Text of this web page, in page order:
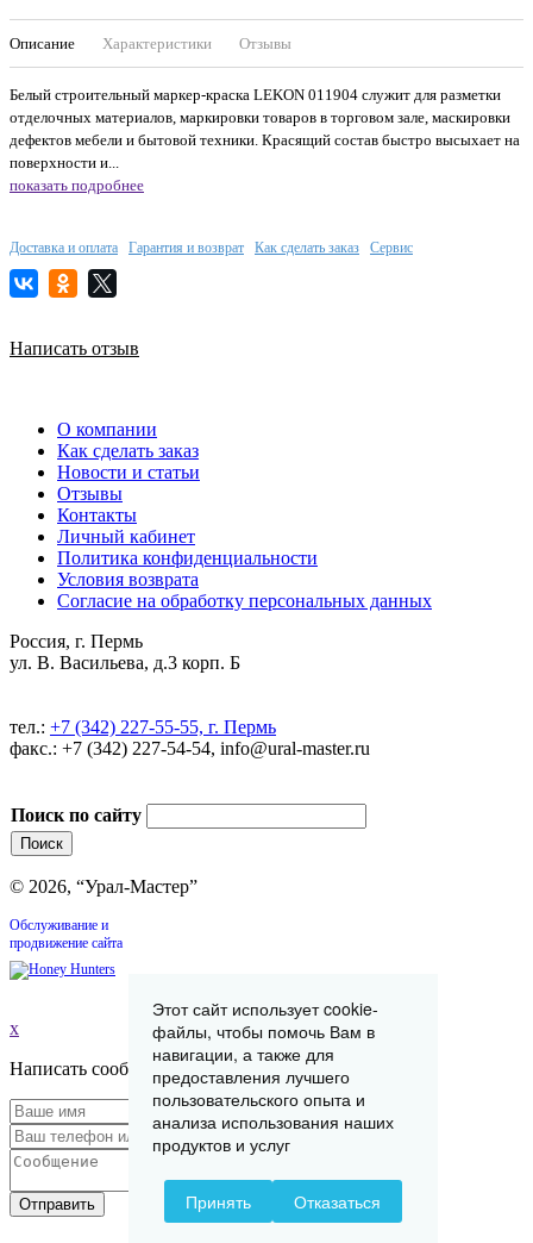
Описание Характеристики Отзывы
Белый строительный маркер-краска LEKON 011904 служит для разметки
отделочных материалов, маркировки товаров в торговом зале, маскировки
дефектов мебели и бытовой техники. Красящий состав быстро высыхает на
поверхности и...
показать подробнее
Доставка и оплата Гарантия и возврат Как сделать заказ Сервис
Написать отзыв
О компании
Как сделать заказ
Новости и статьи
Отзывы
Контакты
Личный кабинет
Политика конфиденциальности
Условия возврата
Согласие на обработку персональных данных
Россия, г. Пермь
ул. В. Васильева, д.3 корп. Б
тел.: +7 (342) 227-55-55, г. Пермь
факс.: +7 (342) 227-54-54, info@ural-master.ru
Поиск по сайту
© 2026, “Урал-Мастер”
Обслуживание и
продвижение сайта
x
Написать сообщение
Отправить
Этот сайт использует cookie-
файлы, чтобы помочь Вам в
навигации, а также для
предоставления лучшего
пользовательского опыта и
анализа использования наших
продуктов и услуг
Принять Отказаться